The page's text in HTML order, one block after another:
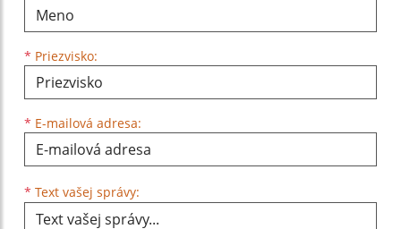
* Priezvisko:
* E-mailová adresa:
* Text vašej správy: